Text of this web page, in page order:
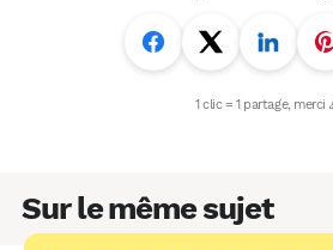
Sur le même sujet